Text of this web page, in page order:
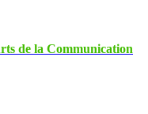
de la Communication